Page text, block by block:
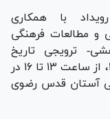
با همکاری
و مطالعات فرهنگی
ترویجی تاریخ
اجتماعی ایران، چهارشنبه، ۱۶ مهرماه ۱۴۰۴، از ساعت ۱۳ تا ۱۶ در
آستان قدس رضوی